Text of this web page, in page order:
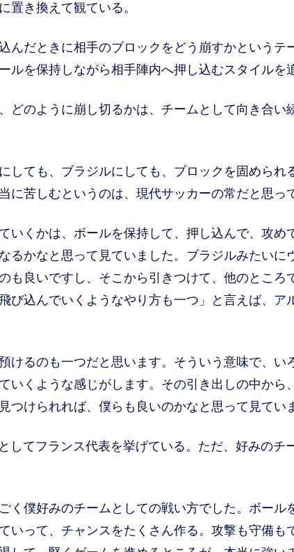
置き換えて観ている。
んだときに相手のブロックをどう崩すかというテ
ルを保持しながら相手陣内へ押し込むスタイルを
どのように崩し切るかは、チームとして向き合い
しても、ブラジルにしても、ブロックを固められ
に苦しむというのは、現代サッカーの常だと思っ
いくかは、ボールを保持して、押し込んで、攻め
るかなと思って見ていました。ブラジルみたいに
も良いですし、そこから引きつけて、他のところ
び込んでいくようなやり方も一つ」と言えば、ア
けるのも一つだと思います。そういう意味で、い
いくような感じがします。その引き出しの中から
つけられれば、僕らも良いのかなと思って見てい
てフランス代表を挙げている。ただ、好みのチ
く僕好みのチームとしての戦い方でした。ボール
いって、チャンスをたくさん作る。攻撃も守備も